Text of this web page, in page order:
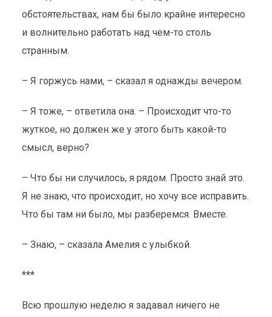
обстоятельствах, нам бы было крайне интересно
и волнительно работать над чем-то столь
странным.
– Я горжусь нами, – сказал я однажды вечером.
– Я тоже, – ответила она. – Происходит что-то
жуткое, но должен же у этого быть какой-то
смысл, верно?
– Что бы ни случилось, я рядом. Просто знай это.
Я не знаю, что происходит, но хочу все исправить.
Что бы там ни было, мы разберемся. Вместе.
– Знаю, – сказала Амелия с улыбкой.
***
Всю прошлую неделю я задавал ничего не